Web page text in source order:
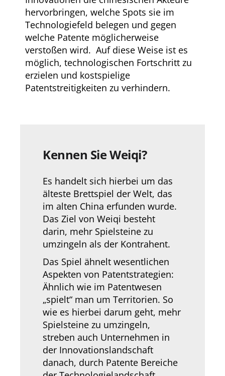
hervorbringen, welche Spots sie im
Technologiefeld belegen und gegen
welche Patente möglicherweise
verstoßen wird. Auf diese Weise ist es
möglich, technologischen Fortschritt zu
erzielen und kostspielige
Patentstreitigkeiten zu verhindern.
Kennen Sie Weiqi?
Es handelt sich hierbei um das
älteste Brettspiel der Welt, das
im alten China erfunden wurde.
Das Ziel von Weiqi besteht
darin, mehr Spielsteine zu
umzingeln als der Kontrahent.
Das Spiel ähnelt wesentlichen
Aspekten von Patentstrategien:
Ähnlich wie im Patentwesen
„spielt“ man um Territorien. So
wie es hierbei darum geht, mehr
Spielsteine zu umzingeln,
streben auch Unternehmen in
der Innovationslandschaft
danach, durch Patente Bereiche